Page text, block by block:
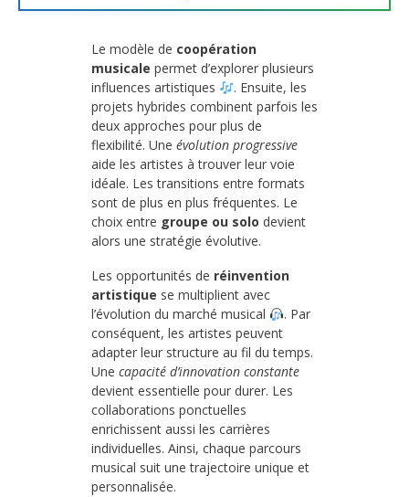
Le modèle de coopération
musicale permet d’explorer plusieurs
influences artistiques
. Ensuite, les
projets hybrides combinent parfois les
deux approches pour plus de
flexibilité. Une évolution progressive
aide les artistes à trouver leur voie
idéale. Les transitions entre formats
sont de plus en plus fréquentes. Le
choix entre groupe ou solo devient
alors une stratégie évolutive.
Les opportunités de réinvention
artistique se multiplient avec
l’évolution du marché musical
. Par
conséquent, les artistes peuvent
adapter leur structure au fil du temps.
Une capacité d’innovation constante
devient essentielle pour durer. Les
collaborations ponctuelles
enrichissent aussi les carrières
individuelles. Ainsi, chaque parcours
musical suit une trajectoire unique et
personnalisée.